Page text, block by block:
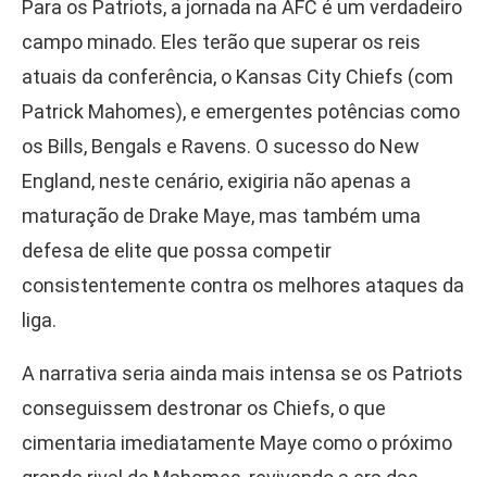
Para os Patriots, a jornada na AFC é um verdadeiro
campo minado. Eles terão que superar os reis
atuais da conferência, o Kansas City Chiefs (com
Patrick Mahomes), e emergentes potências como
os Bills, Bengals e Ravens. O sucesso do New
England, neste cenário, exigiria não apenas a
maturação de Drake Maye, mas também uma
defesa de elite que possa competir
consistentemente contra os melhores ataques da
liga.
A narrativa seria ainda mais intensa se os Patriots
conseguissem destronar os Chiefs, o que
cimentaria imediatamente Maye como o próximo